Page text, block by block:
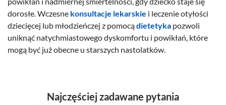
dorosłe. Wczesne konsultacje lekarskie i leczenie otyłości
dziecięcej lub młodzieńczej z pomocądietetyka pozwoli
uniknąć natychmiastowego dyskomfortu i powikłań, które
mogą być już obecne u starszych nastolatków.
Najczęściej zadawane pytania